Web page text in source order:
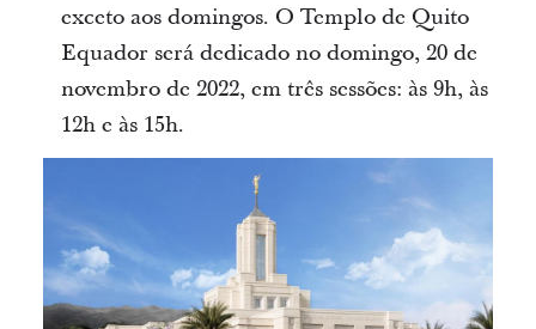
exceto aos domingos. O Templo de Quito
Equador será dedicado no domingo, 20 de
novembro de 2022, em três sessões: às 9h, às
12h e às 15h.